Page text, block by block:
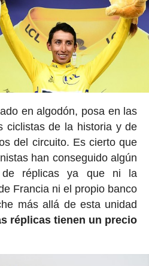
en algodón, posa en las
ciclistas de la historia y de
del circuito. Es cierto que
han conseguido algún
réplicas ya que ni la
Francia ni el propio banco
más allá de esta unidad
réplicas tienen un precio